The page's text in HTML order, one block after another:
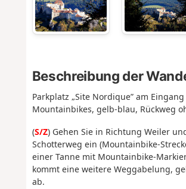
Beschreibung der
Parkplatz „Site Nordique” am
Mountainbikes, gelb-blau, Rückweg
(S/Z) Gehen Sie in Richtung Weiler
Schotterweg ein (Mountainbike-
einer Tanne mit Mountainbike-
kommt eine weitere Weggabelung,
ab.